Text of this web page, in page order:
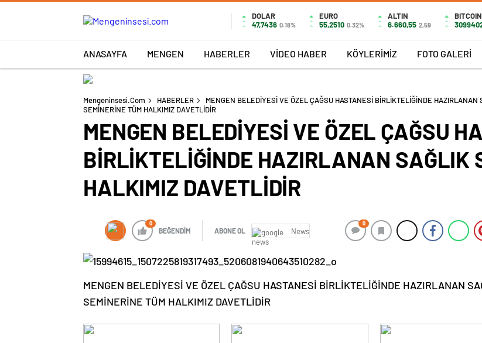
DOLAR
47,7436 0.18%
EURO
55,2510 0.32%
ALTIN
6.660,55 2,59
BITCOIN
ANASAYFA MENGEN HABERLER VİDEO HABER KÖYLERİMİZ FOTO GALERİ
Mengeninsesi.com HABERLER
MENGEN BELEDİYESİ VE ÖZEL ÇAĞSU HASTANESİ BİRLİKTELİĞİNDE HAZIRLANAN
SEMİNERİNE TÜM HALKIMIZ DAVETLİDİR
MENGEN BELEDİYESİ VE ÖZEL ÇAĞSU
BİRLİKTELİĞİNDE HAZIRLANAN SAĞLIK
HALKIMIZ DAVETLİDİR
0
BEĞENDİM ABONE OL News
0
MENGEN BELEDİYESİ VE ÖZEL ÇAĞSU HASTANESİ BİRLİKTELİĞİNDE HAZIRLANAN
SEMİNERİNE TÜM HALKIMIZ DAVETLİDİR